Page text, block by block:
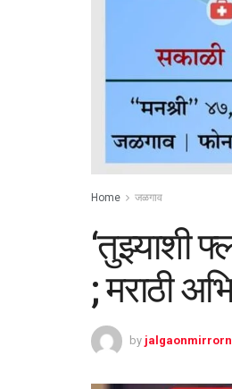
Home जळगाव
‘तुझ्याशी
; मराठी
by